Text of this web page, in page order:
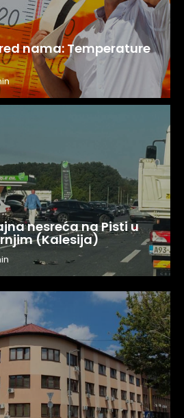
nama: Temperature
nesreća na Pisti u
(Kalesija)